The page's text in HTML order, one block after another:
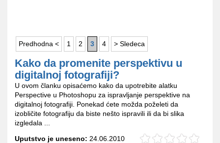
Predhodna < 1 2 3 4 > Sledeca
Kako da promenite perspektivu u
digitalnoj fotografiji?
U ovom članku opisaćemo kako da upotrebite alatku
Perspective u Photoshopu za ispravljanje perspektive na
digitalnoj fotografiji. Ponekad ćete možda poželeti da
izobličite fotografiju da biste nešto ispravili ili da bi slika
izgledala ...
Uputstvo je uneseno: 24.06.2010